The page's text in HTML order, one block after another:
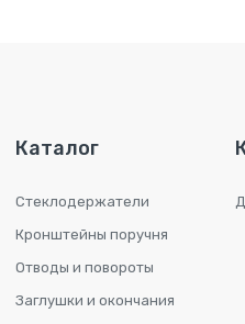
Каталог
Стеклодержатели
Кронштейны поручня
Отводы и повороты
Заглушки и окончания